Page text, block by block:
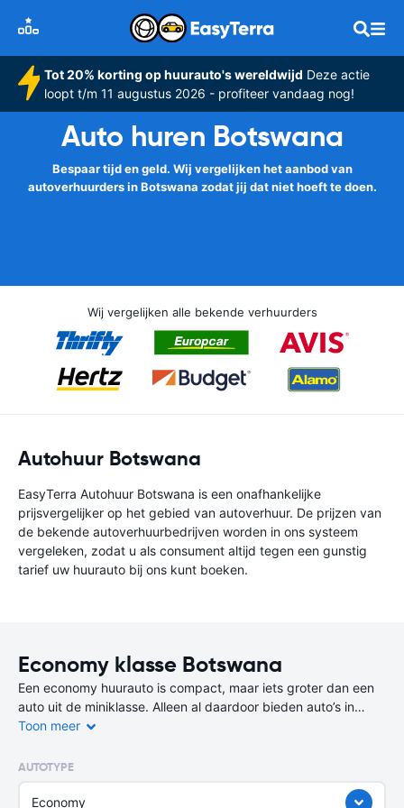
Tot 20% korting op huurauto's wereldwijd Deze actie
loopt t/m 11 augustus 2026 - profiteer vandaag nog!
Auto huren Botswana
Bespaar tijd en geld. Wij vergelijken het aanbod van
autoverhuurders in Botswana zodat jij dat niet hoeft te doen.
Wij vergelijken alle bekende verhuurders
Autohuur Botswana
EasyTerra Autohuur Botswana is een onafhankelijke
prijsvergelijker op het gebied van autoverhuur. De prijzen van
de bekende autoverhuurbedrijven worden in ons systeem
vergeleken, zodat u als consument altijd tegen een gunstig
tarief uw huurauto bij ons kunt boeken.
Economy klasse Botswana
Een economy huurauto is compact, maar iets groter dan een
auto uit de miniklasse. Alleen al daardoor bieden auto’s in
deze klasse meer comfort.
Ze zijn vooral geschikt voor twee personen en kleine
gezinnen. Kiezen voor een huurauto uit de economy-klasse is,
zoals de naam al aangeeft, een economische keuze, oftewel
Toon meer
AUTOTYPE
Economy